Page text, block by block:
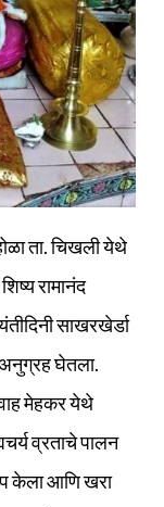
ता. चिखली येथे
रामानंद
साखरखेर्डा
अनुग्रह घेतला.
मेहकर येथे
व्रताचे पालन
केला आणि खरा